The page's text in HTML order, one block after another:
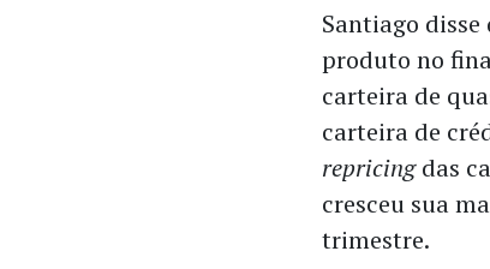
Santiago disse
produto no
carteira de
carteira de
repricingdas
cresceu sua
trimestre.